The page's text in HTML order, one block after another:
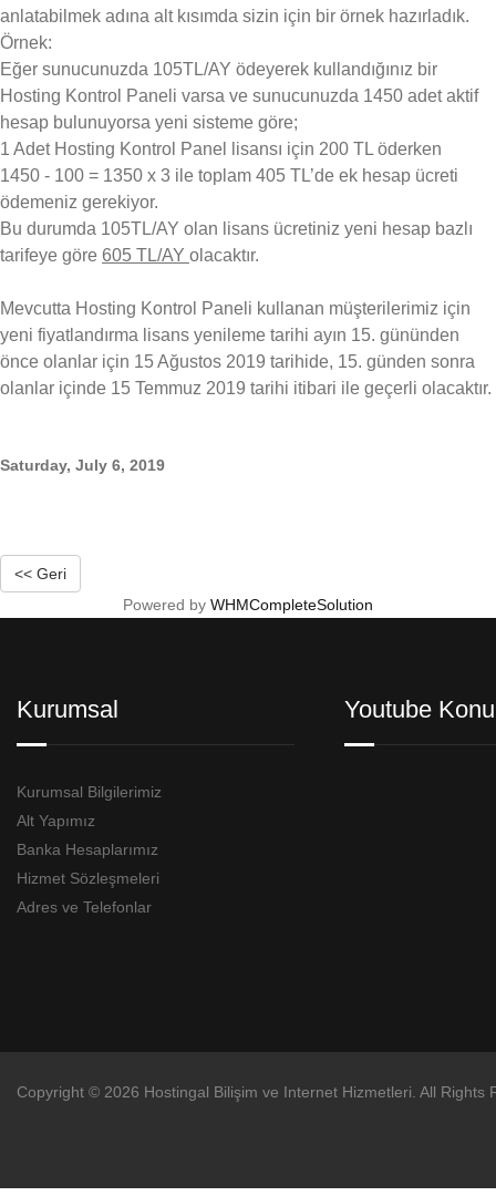
anlatabilmek adına alt kısımda sizin için bir örnek hazırladık.
Örnek:
Eğer sunucunuzda 105TL/AY ödeyerek kullandığınız bir
Hosting Kontrol Paneli varsa ve sunucunuzda 1450 adet aktif
hesap bulunuyorsa yeni sisteme göre;
1 Adet Hosting Kontrol Panel lisansı için 200 TL öderken
1450 - 100 = 1350 x 3 ile toplam 405 TL’de ek hesap ücreti
ödemeniz gerekiyor.
Bu durumda 105TL/AY olan lisans ücretiniz yeni hesap bazlı
tarifeye göre 605 TL/AY olacaktır.
Mevcutta Hosting Kontrol Paneli kullanan müşterilerimiz için
yeni fiyatlandırma lisans yenileme tarihi ayın 15. gününden
önce olanlar için 15 Ağustos 2019 tarihide, 15. günden sonra
olanlar içinde 15 Temmuz 2019 tarihi itibari ile geçerli olacaktır.
Saturday, July 6, 2019
<< Geri
Powered by WHMCompleteSolution
Kurumsal
Kurumsal Bilgilerimiz
Alt Yapımız
Banka Hesaplarımız
Hizmet Sözleşmeleri
Adres ve Telefonlar
Youtube
Copyright © 2026 Hostingal Bilişim ve Internet Hizmetleri. All Rights